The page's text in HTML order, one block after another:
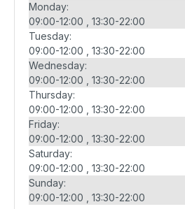
Monday:
09:00-12:00
13:30-22:00
Tuesday:
09:00-12:00
13:30-22:00
Wednesday:
09:00-12:00
13:30-22:00
Thursday:
09:00-12:00
13:30-22:00
Friday:
09:00-12:00
13:30-22:00
Saturday:
09:00-12:00
13:30-22:00
Sunday:
09:00-12:00
13:30-22:00